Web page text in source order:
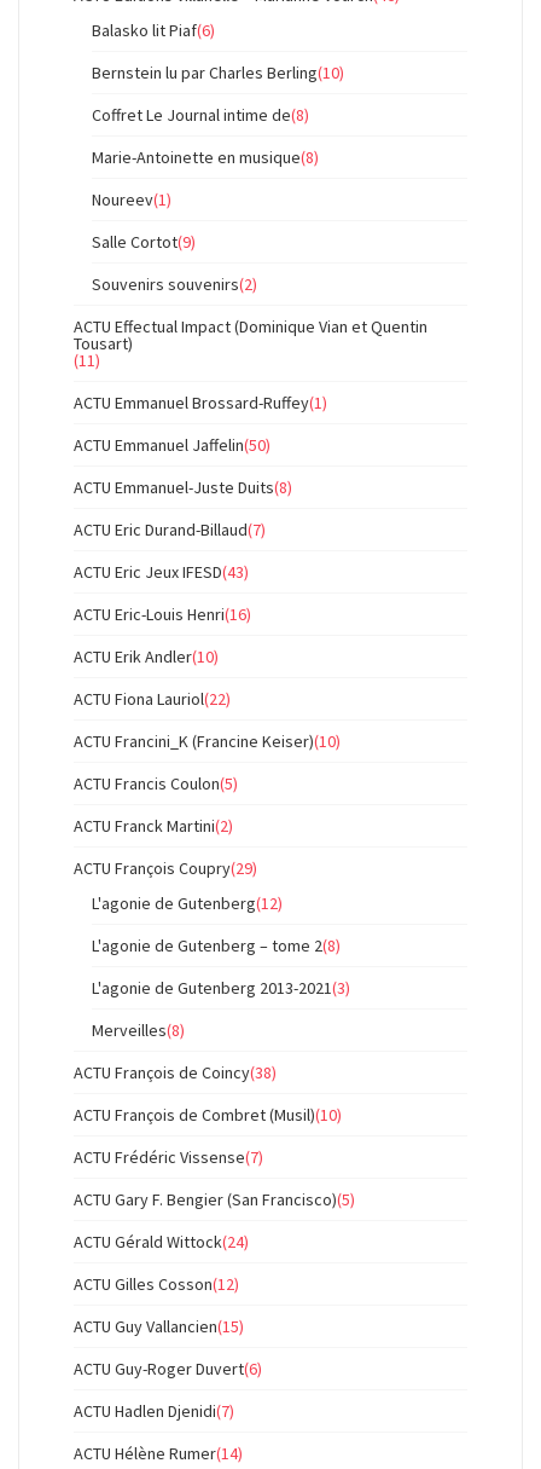
Balasko lit Piaf(6)
Bernstein lu par Charles Berling(10)
Coffret Le Journal intime de(8)
Marie-Antoinette en musique(8)
Noureev(1)
Salle Cortot(9)
Souvenirs souvenirs(2)
ACTU Effectual Impact (Dominique Vian et Quentin
Tousart)
(11)
ACTU Emmanuel Brossard-Ruffey(1)
ACTU Emmanuel Jaffelin(50)
ACTU Emmanuel-Juste Duits(8)
ACTU Eric Durand-Billaud(7)
ACTU Eric Jeux IFESD(43)
ACTU Eric-Louis Henri(16)
ACTU Erik Andler(10)
ACTU Fiona Lauriol(22)
ACTU Francini_K (Francine Keiser)(10)
ACTU Francis Coulon(5)
ACTU Franck Martini(2)
ACTU François Coupry(29)
L'agonie de Gutenberg(12)
L'agonie de Gutenberg – tome 2(8)
L'agonie de Gutenberg 2013-2021(3)
Merveilles(8)
ACTU François de Coincy(38)
ACTU François de Combret (Musil)(10)
ACTU Frédéric Vissense(7)
ACTU Gary F. Bengier (San Francisco)(5)
ACTU Gérald Wittock(24)
ACTU Gilles Cosson(12)
ACTU Guy Vallancien(15)
ACTU Guy-Roger Duvert(6)
ACTU Hadlen Djenidi(7)
ACTU Hélène Rumer(14)